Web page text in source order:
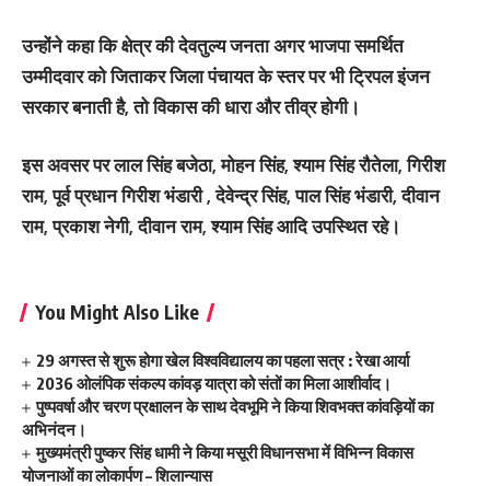
उन्होंने कहा कि क्षेत्र की देवतुल्य जनता अगर भाजपा समर्थित
उम्मीदवार को जिताकर जिला पंचायत के स्तर पर भी ट्रिपल इंजन
सरकार बनाती है, तो विकास की धारा और तीव्र होगी।
इस अवसर पर लाल सिंह बजेठा, मोहन सिंह, श्याम सिंह रौतेला, गिरीश
राम, पूर्व प्रधान गिरीश भंडारी , देवेन्द्र सिंह, पाल सिंह भंडारी, दीवान
राम, प्रकाश नेगी, दीवान राम, श्याम सिंह आदि उपस्थित रहे।
You Might Also Like
29 अगस्त से शुरू होगा खेल विश्वविद्यालय का पहला सत्र : रेखा आर्या
2036 ओलंपिक संकल्प कांवड़ यात्रा को संतों का मिला आशीर्वाद।
पुष्पवर्षा और चरण प्रक्षालन के साथ देवभूमि ने किया शिवभक्त कांवड़ियों का
अभिनंदन।
मुख्यमंत्री पुष्कर सिंह धामी ने किया मसूरी विधानसभा में विभिन्न विकास
योजनाओं का लोकार्पण – शिलान्यास